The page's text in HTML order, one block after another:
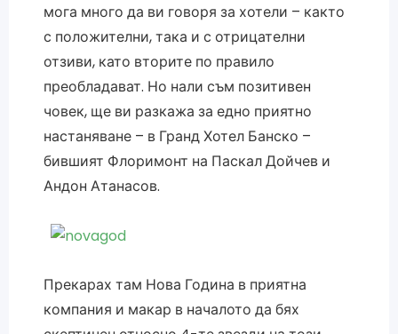
мога много да ви говоря за хотели – както
с положителни, така и с отрицателни
отзиви, като вторите по правило
преобладават. Но нали съм позитивен
човек, ще ви разкажа за едно приятно
настаняване – в Гранд Хотел Банско –
бившият Флоримонт на Паскал Дойчев и
Андон Атанасов.
Прекарах там Нова Година в приятна
компания и макар в началото да бях